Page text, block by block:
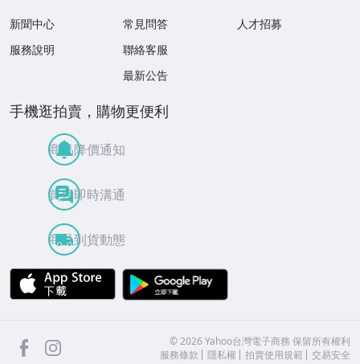
新聞中心
服務說明
常見問答
聯絡客服
最新公告
人才招募
手機逛拍賣，購物更便利
商品降價通知
買賣即時溝通
商品到貨動態
APP Store
facebook ©2026 Yahoo台灣電子商務 保留所有權利
服務條款
隱私權 拍賣使用規範 交易安全